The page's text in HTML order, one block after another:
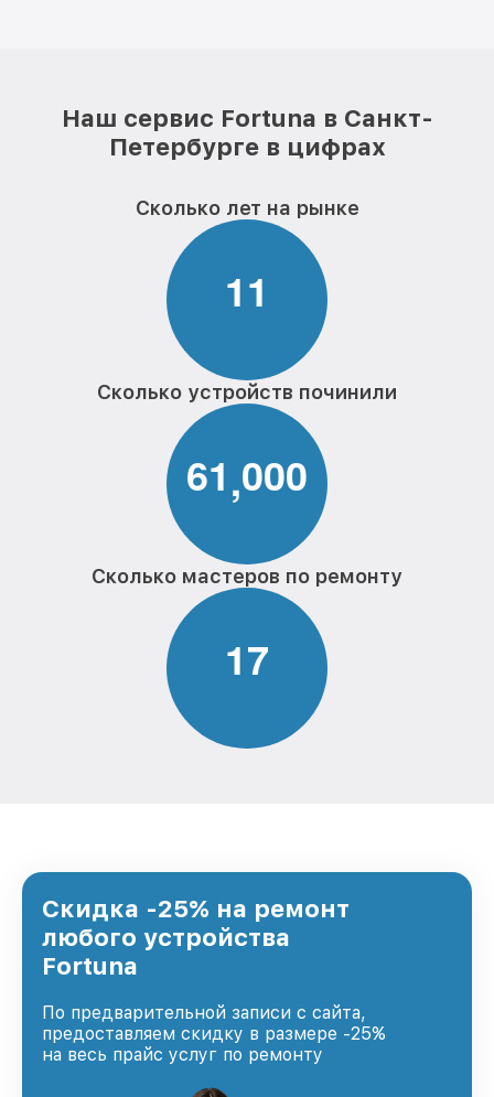
Наш сервис Fortuna в Санкт-
Петербурге в цифрах
Сколько лет на рынке
11
Сколько устройств починили
61,000
Сколько мастеров по ремонту
17
Скидка -25% на ремонт
любого устройства
Fortuna
По предварительной записи с сайта,
предоставляем скидку в размере -25%
на весь прайс услуг по ремонту